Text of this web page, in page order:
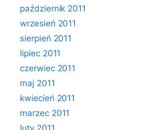
październik 2011
wrzesień 2011
sierpień 2011
lipiec 2011
czerwiec 2011
maj 2011
kwiecień 2011
marzec 2011
luty 2011